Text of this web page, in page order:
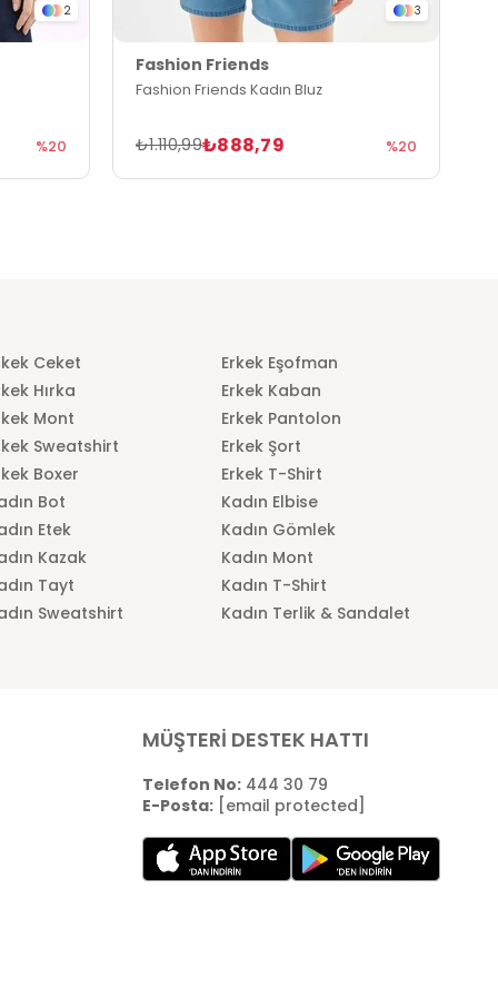
2
%20
3
Fashion Friends
Fashion Friends Kadın Bluz
₺888,79
₺1.110,99 %20
Ceket
Erkek Eşofman
Hırka
Erkek Kaban
Mont
Erkek Pantolon
Sweatshirt
Erkek Şort
Boxer
Erkek T-Shirt
Bot
Kadın Elbise
Etek
Kadın Gömlek
Kazak
Kadın Mont
Tayt
Kadın T-Shirt
Sweatshirt Kadın Terlik & Sandalet
MÜŞTERİ DESTEK HATTI
Telefon No:444 30 79
E-Posta: [email protected]